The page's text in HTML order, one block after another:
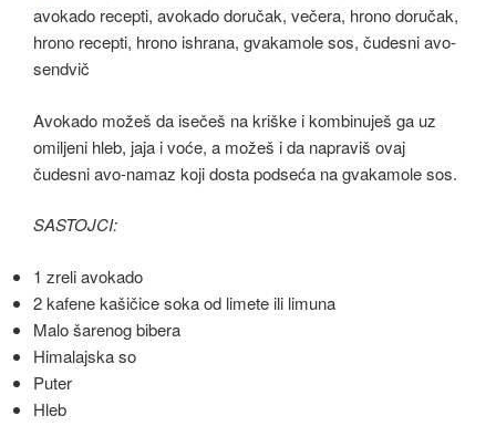
Avokado možeš da isečeš na kriške i kombinuješ ga uz
omiljeni hleb, jaja i voće, a možeš i da napraviš ovaj
čudesni avo-namaz koji dosta podseća na gvakamole sos.
SASTOJCI:
1 zreli avokado
2 kafene kašičice soka od limete ili limuna
Malo šarenog bibera
Himalajska so
Puter
Hleb